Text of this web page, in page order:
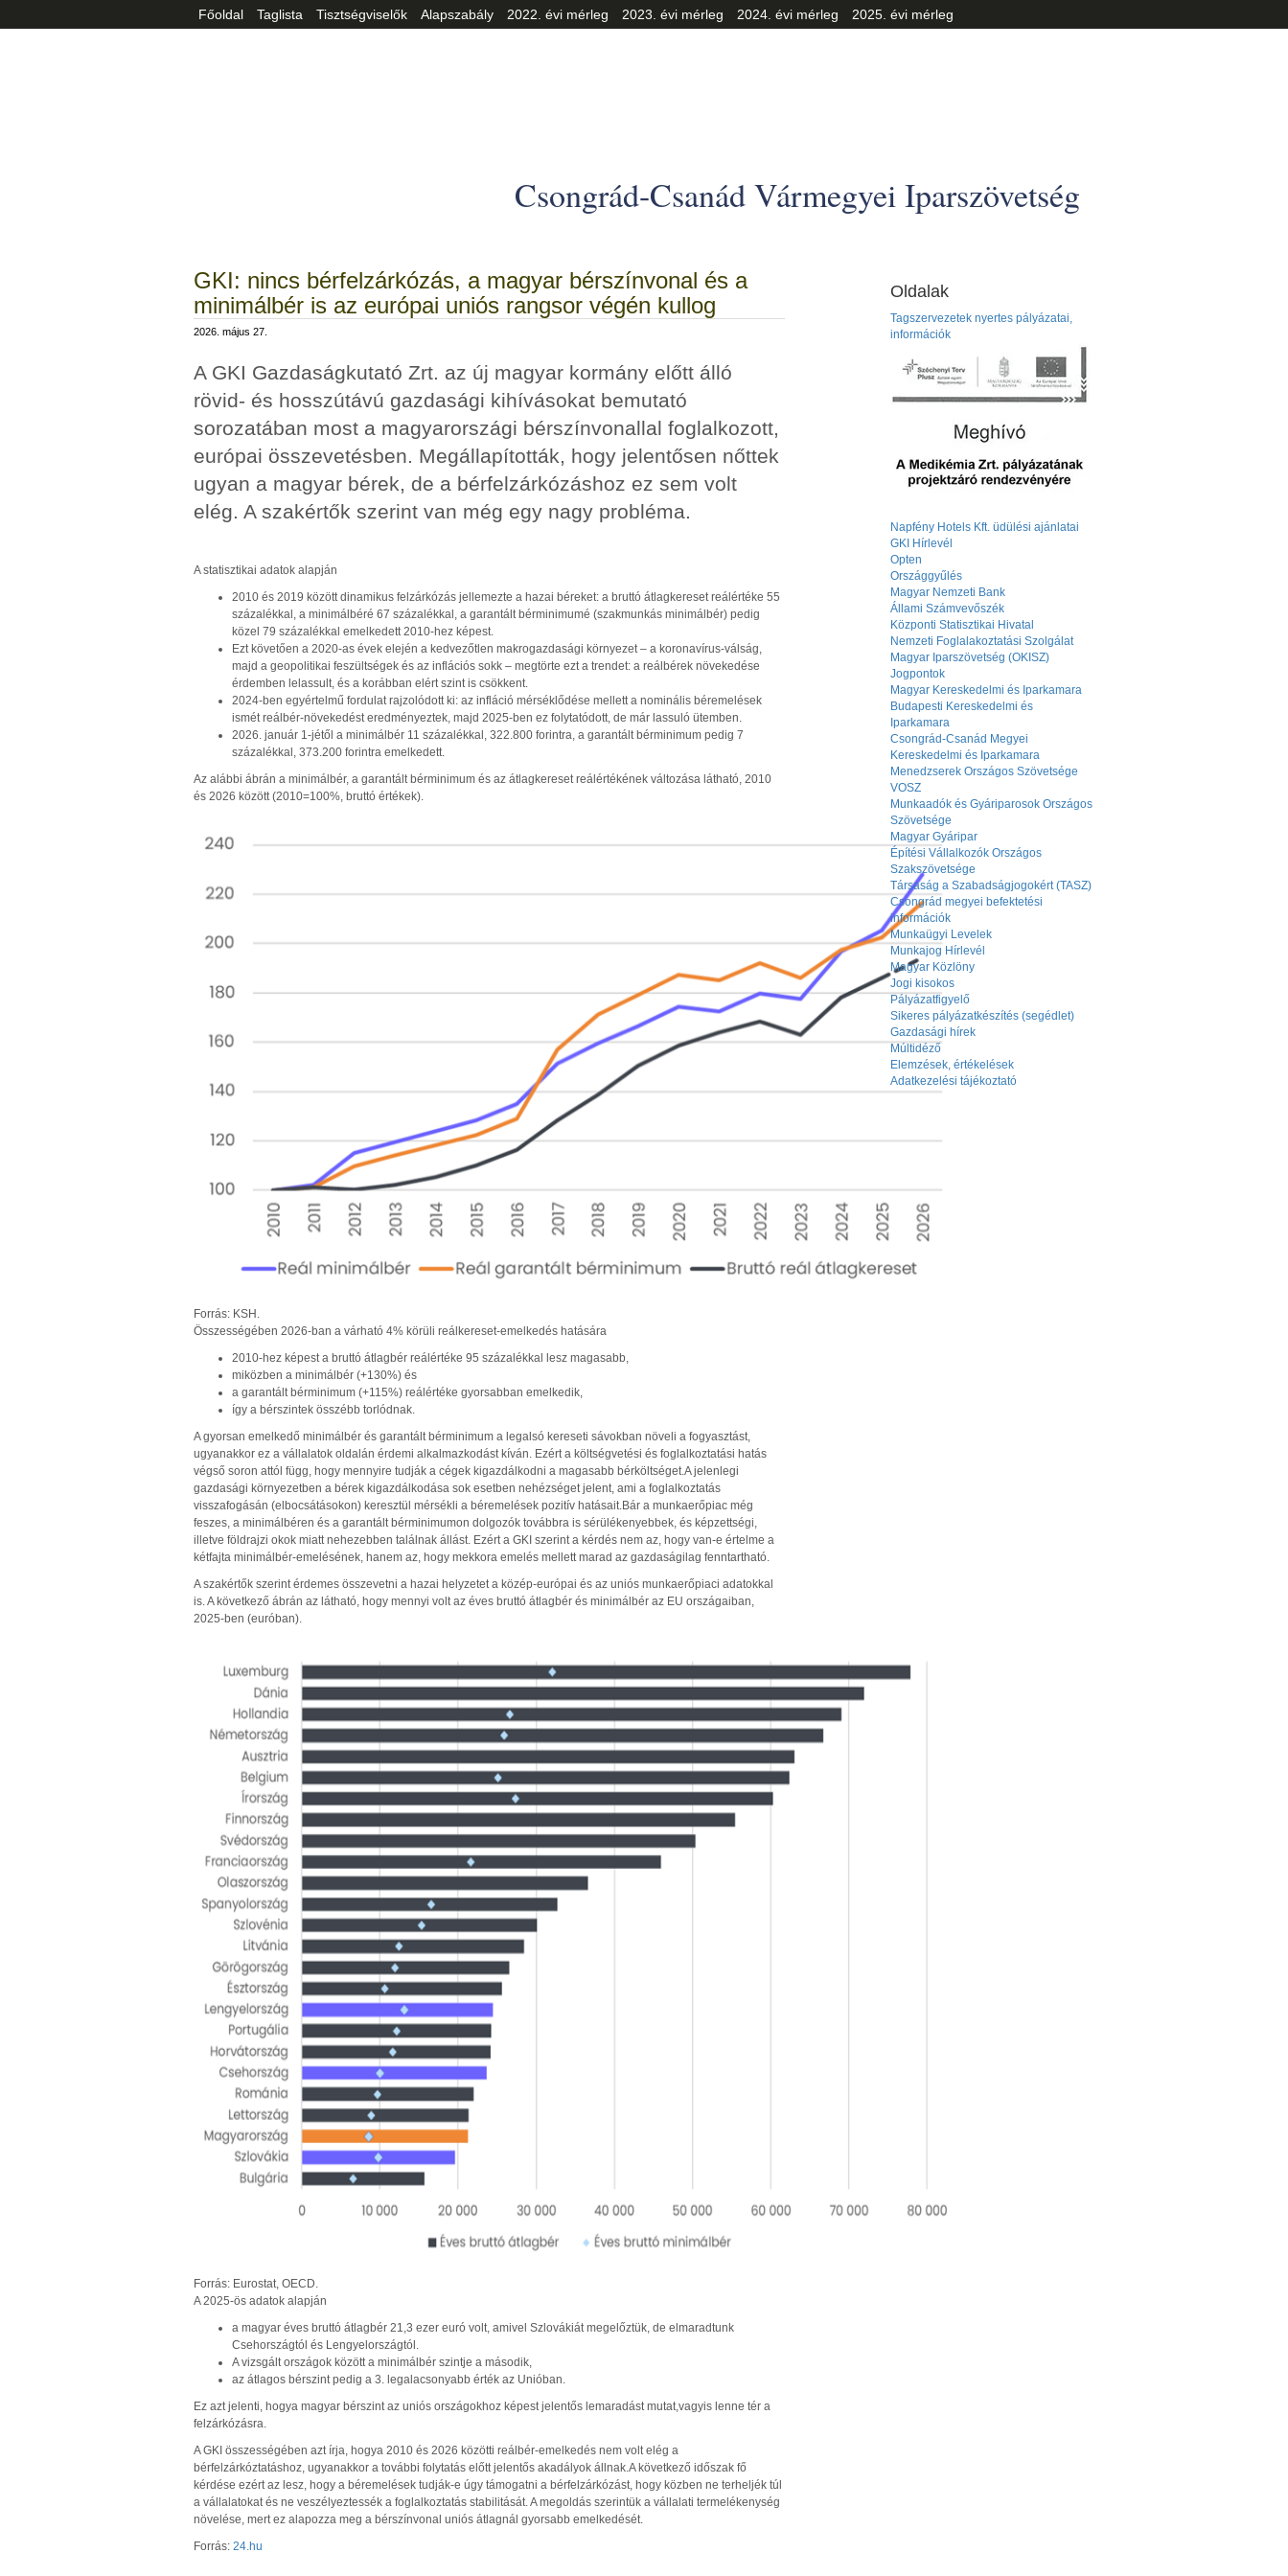
Főoldal Taglista Tisztségviselők Alapszabály 2022. évi mérleg 2023. évi mérleg 2024. évi mérleg 2025. évi mérleg
Csongrád-Csanád Vármegyei Iparszövetség
GKI: nincs bérfelzárkózás, a magyar bérszínvonal és a
minimálbér is az európai uniós rangsor végén kullog
2026. május 27.
A GKI Gazdaságkutató Zrt. az új magyar kormány előtt álló
rövid- és hosszútávú gazdasági kihívásokat bemutató
sorozatában most a magyarországi bérszínvonallal foglalkozott,
európai összevetésben. Megállapították, hogy jelentősen nőttek
ugyan a magyar bérek, de a bérfelzárkózáshoz ez sem volt
elég. A szakértők szerint van még egy nagy probléma.
A statisztikai adatok alapján
2010 és 2019 között dinamikus felzárkózás jellemezte a hazai béreket: a bruttó átlagkereset reálértéke 55
százalékkal, a minimálbéré 67 százalékkal, a garantált bérminimumé (szakmunkás minimálbér) pedig
közel 79 százalékkal emelkedett 2010-hez képest.
Ezt követően a 2020-as évek elején a kedvezőtlen makrogazdasági környezet – a koronavírus-válság,
majd a geopolitikai feszültségek és az inflációs sokk – megtörte ezt a trendet: a reálbérek növekedése
érdemben lelassult, és a korábban elért szint is csökkent.
2024-ben egyértelmű fordulat rajzolódott ki: az infláció mérséklődése mellett a nominális béremelések
ismét reálbér-növekedést eredményeztek, majd 2025-ben ez folytatódott, de már lassuló ütemben.
2026. január 1-jétől a minimálbér 11 százalékkal, 322.800 forintra, a garantált bérminimum pedig 7
százalékkal, 373.200 forintra emelkedett.
Az alábbi ábrán a minimálbér, a garantált bérminimum és az átlagkereset reálértékének változása látható, 2010
és 2026 között (2010=100%, bruttó értékek).
Forrás: KSH.
Összességében 2026-ban a várható 4% körüli reálkereset-emelkedés hatására
2010-hez képest a bruttó átlagbér reálértéke 95 százalékkal lesz magasabb,
miközben a minimálbér (+130%) és
a garantált bérminimum (+115%) reálértéke gyorsabban emelkedik,
így a bérszintek összébb torlódnak.
A gyorsan emelkedő minimálbér és garantált bérminimum a legalsó kereseti sávokban növeli a fogyasztást,
ugyanakkor ez a vállalatok oldalán érdemi alkalmazkodást kíván. Ezért a költségvetési és foglalkoztatási hatás
végső soron attól függ, hogy mennyire tudják a cégek kigazdálkodni a magasabb bérköltséget.A jelenlegi
gazdasági környezetben a bérek kigazdálkodása sok esetben nehézséget jelent, ami a foglalkoztatás
visszafogásán (elbocsátásokon) keresztül mérsékli a béremelések pozitív hatásait.Bár a munkaerőpiac még
feszes, a minimálbéren és a garantált bérminimumon dolgozók továbbra is sérülékenyebbek, és képzettségi,
illetve földrajzi okok miatt nehezebben találnak állást. Ezért a GKI szerint a kérdés nem az, hogy van-e értelme a
kétfajta minimálbér-emelésének, hanem az, hogy mekkora emelés mellett marad az gazdaságilag fenntartható.
A szakértők szerint érdemes összevetni a hazai helyzetet a közép-európai és az uniós munkaerőpiaci adatokkal
is. A következő ábrán az látható, hogy mennyi volt az éves bruttó átlagbér és minimálbér az EU országaiban,
2025-ben (euróban).
Forrás: Eurostat, OECD.
A 2025-ös adatok alapján
a magyar éves bruttó átlagbér 21,3 ezer euró volt, amivel Szlovákiát megelőztük, de elmaradtunk
Csehországtól és Lengyelországtól.
A vizsgált országok között a minimálbér szintje a második,
az átlagos bérszint pedig a 3. legalacsonyabb érték az Unióban.
Ez azt jelenti, hogya magyar bérszint az uniós országokhoz képest jelentős lemaradást mutat,vagyis lenne tér a
felzárkózásra.
A GKI összességében azt írja, hogya 2010 és 2026 közötti reálbér-emelkedés nem volt elég a
bérfelzárkóztatáshoz, ugyanakkor a további folytatás előtt jelentős akadályok állnak.A következő időszak fő
kérdése ezért az lesz, hogy a béremelések tudják-e úgy támogatni a bérfelzárkózást, hogy közben ne terheljék túl
a vállalatokat és ne veszélyeztessék a foglalkoztatás stabilitását. A megoldás szerintük a vállalati termelékenység
növelése, mert ez alapozza meg a bérszínvonal uniós átlagnál gyorsabb emelkedését.
Forrás: 24.hu
Oldalak
Tagszervezetek nyertes pályázatai,
információk
Napfény Hotels Kft. üdülési ajánlatai
GKI Hírlevél
Opten
Országgyűlés
Magyar Nemzeti Bank
Állami Számvevőszék
Központi Statisztikai Hivatal
Nemzeti Foglalakoztatási Szolgálat
Magyar Iparszövetség (OKISZ)
Jogpontok
Magyar Kereskedelmi és Iparkamara
Budapesti Kereskedelmi és
Iparkamara
Csongrád-Csanád Megyei
Kereskedelmi és Iparkamara
Menedzserek Országos Szövetsége
VOSZ
Munkaadók és Gyáriparosok Országos
Szövetsége
Magyar Gyáripar
Építési Vállalkozók Országos
Szakszövetsége
Társaság a Szabadságjogokért (TASZ)
Csongrád megyei befektetési
információk
Munkaügyi Levelek
Munkajog Hírlevél
Magyar Közlöny
Jogi kisokos
Pályázatfigyelő
Sikeres pályázatkészítés (segédlet)
Gazdasági hírek
Múltidéző
Elemzések, értékelések
Adatkezelési tájékoztató